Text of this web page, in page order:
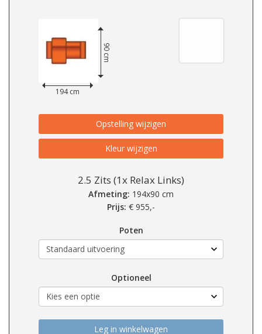
194 cm
90 cm
Opstelling wijzigen
Kleur wijzigen
2.5 Zits (1x Relax Links)
Afmeting: 194x90 cm
Prijs: € 955,-
Poten
Optioneel
Leg in winkelwagen